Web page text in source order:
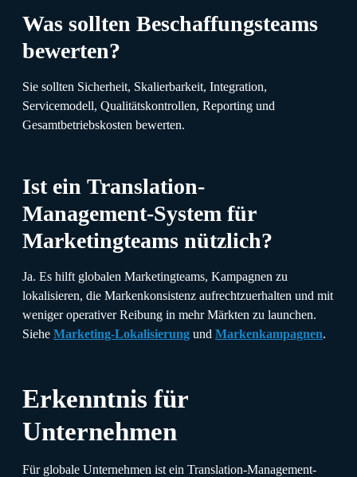
Was sollten Beschaffungsteams
bewerten?
Sie sollten Sicherheit, Skalierbarkeit, Integration,
Servicemodell, Qualitätskontrollen, Reporting und
Gesamtbetriebskosten bewerten.
Ist ein Translation-
Management-System für
Marketingteams nützlich?
Ja. Es hilft globalen Marketingteams, Kampagnen zu
lokalisieren, die Markenkonsistenz aufrechtzuerhalten und mit
weniger operativer Reibung in mehr Märkten zu launchen.
Siehe Marketing-Lokalisierung und Markenkampagnen.
Erkenntnis für
Unternehmen
Für globale Unternehmen ist ein Translation-Management-